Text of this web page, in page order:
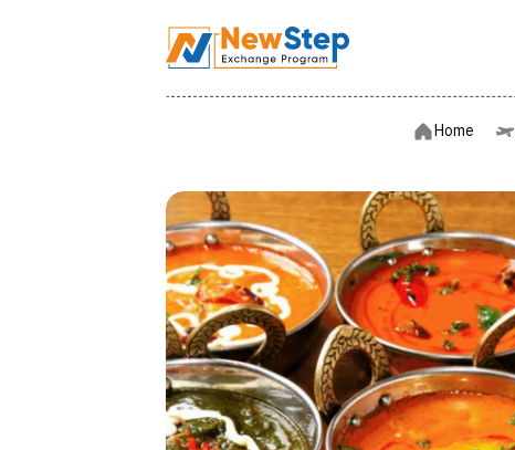
Home